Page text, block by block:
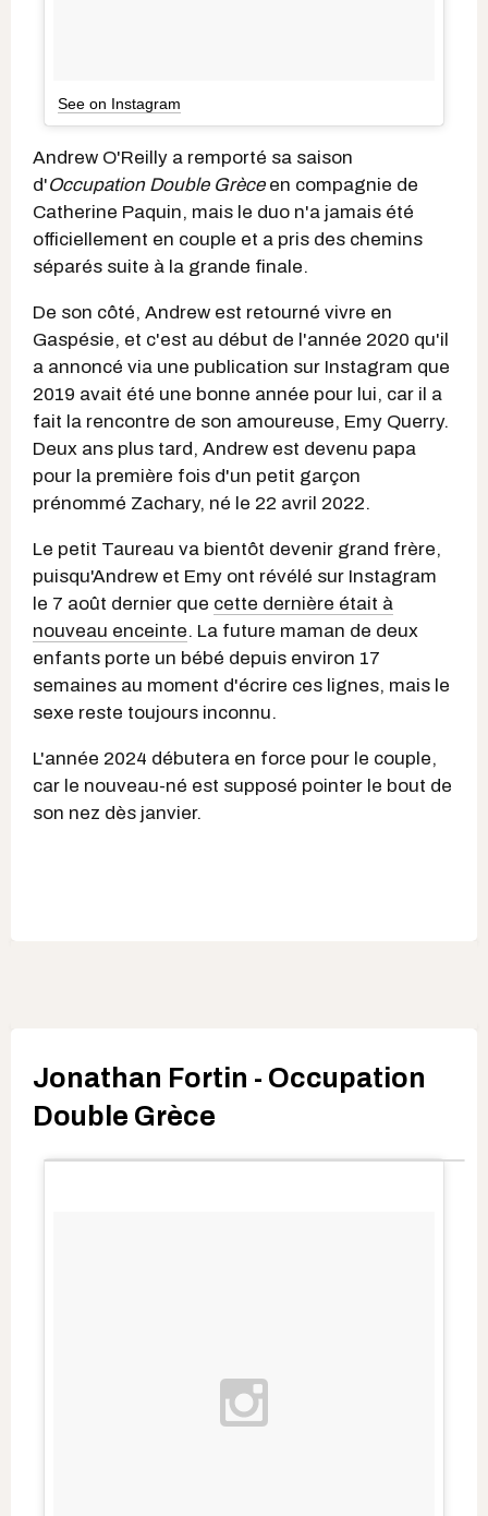
See on Instagram
Andrew O'Reilly a remporté sa saison
d'Occupation Double Grèce en compagnie de
Catherine Paquin, mais le duo n'a jamais été
officiellement en couple et a pris des chemins
séparés suite à la grande finale.
De son côté, Andrew est retourné vivre en
Gaspésie, et c'est au début de l'année 2020 qu'il
a annoncé via une publication sur Instagram que
2019 avait été une bonne année pour lui, car il a
fait la rencontre de son amoureuse, Emy Querry.
Deux ans plus tard, Andrew est devenu papa
pour la première fois d'un petit garçon
prénommé Zachary, né le 22 avril 2022.
Le petit Taureau va bientôt devenir grand frère,
puisqu'Andrew et Emy ont révélé sur Instagram
le 7 août dernier que cette dernière était à
nouveau enceinte. La future maman de deux
enfants porte un bébé depuis environ 17
semaines au moment d'écrire ces lignes, mais le
sexe reste toujours inconnu.
L'année 2024 débutera en force pour le couple,
car le nouveau-né est supposé pointer le bout de
son nez dès janvier.
Jonathan Fortin - Occupation
Double Grèce